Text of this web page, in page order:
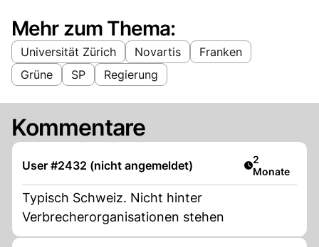
Mehr zum Thema:
Universität Zürich Novartis
Franken
Grüne
SP Regierung
Kommentare
User #2432 (nicht angemeldet) Artikel
2
Monate
Typisch Schweiz. Nicht hinter
Verbrecherorganisationen stehen